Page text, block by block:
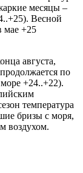
месяцы –
Весной
мае +25
августа,
по
+24..+22).
температура
бризы с моря,
воздухом.